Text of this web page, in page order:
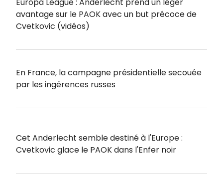
Europa League : Anderlecht prend un léger
avantage sur le PAOK avec un but précoce de
Cvetkovic (vidéos)
En France, la campagne présidentielle secouée
par les ingérences russes
Cet Anderlecht semble destiné à l'Europe :
Cvetkovic glace le PAOK dans l'Enfer noir